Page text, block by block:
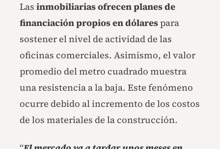
Las inmobiliarias ofrecen planes de
financiación propios en dólarespara
sostener el nivel de actividad de las
oficinas comerciales. Asimismo, el valor
promedio del metro cuadrado muestra
una resistencia a la baja. Este fenómeno
ocurre debido al incremento de los costos
de los materiales de la construcción.